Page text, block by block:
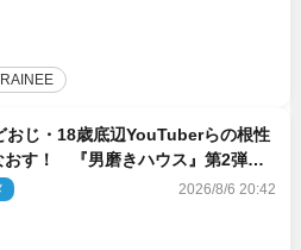
おじ・18歳底辺YouTuberらの根性
おす！ 『男磨きハウス』第2弾コ
2026/8/6 20:42